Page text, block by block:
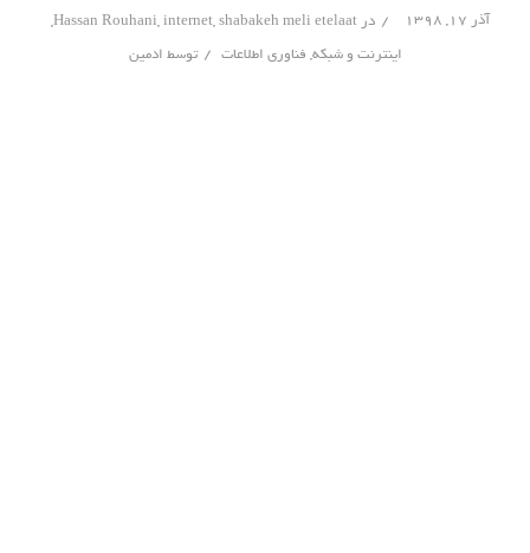
آذر ۱۷, ۱۳۹۸ / در Hassan Rouhani,internet,shabakeh meli etelaat
,
اینترنت و شبکه, فناوری اطلاعات / توسط ادمین